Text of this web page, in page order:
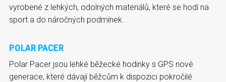
vyrobené z lehkých, odolných materiálů, které se hodí na
sport a do náročných podmínek.
POLAR PACER
Polar Pacer jsou lehké běžecké hodinky s GPS nové
generace, které dávají běžcům k dispozici pokročilé